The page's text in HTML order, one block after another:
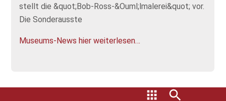
stellt die &quot;Bob-Ross-&Ouml;lmalerei&quot; vor.
Die Sonderausste
Museums-News hier weiterlesen…